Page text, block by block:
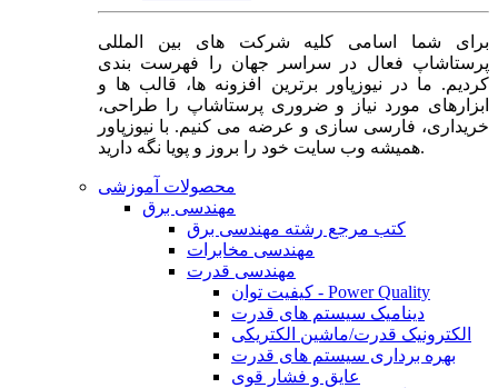
برای شما اسامی کلیه شرکت های بین المللی
پرستاشاپ فعال در سراسر جهان را فهرست بندی
کردیم. ما در نیوزپاور برترین افزونه ها، قالب ها و
ابزارهای مورد نیاز و ضروری پرستاشاپ را طراحی،
خریداری، فارسی سازی و عرضه می کنیم. با نیوزپاور
همیشه وب سایت خود را بروز و پویا نگه دارید.
محصولات آموزشی
مهندسی برق
کتب مرجع رشته مهندسی برق
مهندسی مخابرات
مهندسی قدرت
کیفیت توان - Power Quality
دینامیک سیستم های قدرت
الکترونیک قدرت/ماشین الکتریکی
بهره برداری سیستم های قدرت
عایق و فشار قوی